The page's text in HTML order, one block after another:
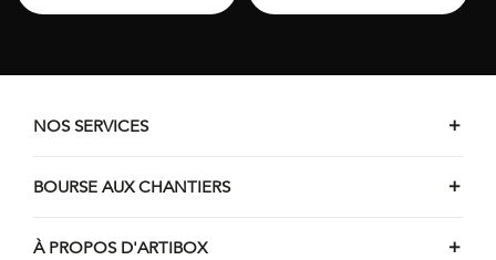
NOS SERVICES
BOURSE AUX CHANTIERS
À PROPOS D'ARTIBOX